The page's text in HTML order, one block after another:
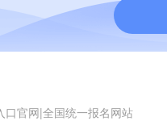
口官网|全国统一报名网站